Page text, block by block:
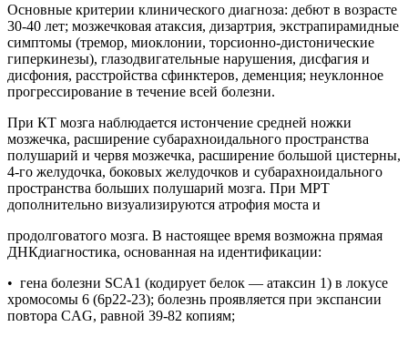
Основные критерии клинического диагноза: дебют в возрасте
30-40 лет; мозжечковая атаксия, дизартрия, экстрапирамидные
симптомы (тремор, миоклонии, торсионно-дистонические
гиперкинезы), глазодвигательные нарушения, дисфагия и
дисфония, расстройства сфинктеров, деменция; неуклонное
прогрессирование в течение всей болезни.
При КТ мозга наблюдается истончение средней ножки
мозжечка, расширение субарахноидального пространства
полушарий и червя мозжечка, расширение большой цистерны,
4-го желудочка, боковых желудочков и субарахноидального
пространства больших полушарий мозга. При МРТ
дополнительно визуализируются атрофия моста и
продолговатого мозга. В настоящее время возможна прямая
ДНКдиагностика, основанная на идентификации:
• гена болезни SCA1 (кодирует белок — атаксин 1) в локусе
хромосомы 6 (6р22-23); болезнь проявляется при экспансии
повтора CAG, равной 39-82 копиям;